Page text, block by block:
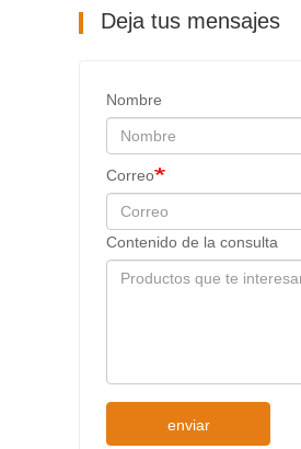
Deja tus mensajes
Nombre
Correo
Contenido de la consulta
enviar